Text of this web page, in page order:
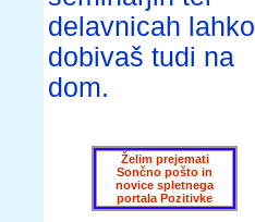
delavnicah lahko
dobivaš tudi na
dom.
Želim prejemati
Sončno pošto in
novice spletnega
portala Pozitivke